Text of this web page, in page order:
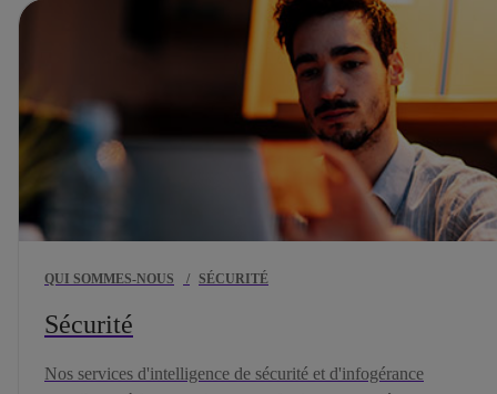
QUI SOMMES-NOUS / SÉCURITÉ
Sécurité
Nos services d'intelligence de sécurité et d'infogérance